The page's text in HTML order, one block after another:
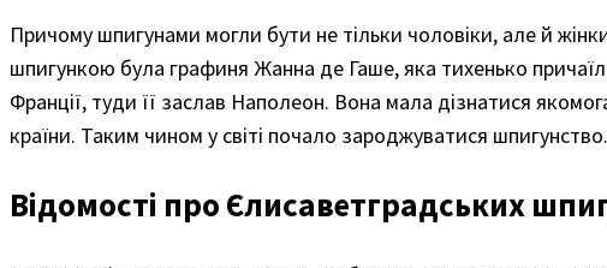
Причому шпигунами могли бути не тільки чоловіки, але й
шпигункою була графиня Жанна де Гаше, яка тихенько
Франції, туди її заслав Наполеон. Вона мала дізнатися
країни. Таким чином у світі почало зароджуватися шпигунство.
Відомості про Єлисаветградських